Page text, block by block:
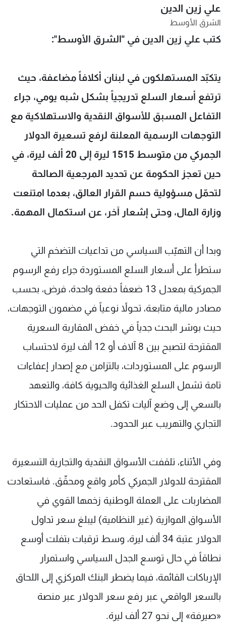
علي زين الدين
الشرق الأوسط
كتب علي زين الدين في "الشرق الأوسط":
يتكبّد المستهلكون في لبنان أكلافاً مضاعفة، حيث
ترتفع أسعار السلع تدريجياً بشكل شبه يومي، جراء
التفاعل المسبق للأسواق النقدية والاستهلاكية مع
التوجهات الرسمية المعلنة لرفع تسعيرة الدولار
الجمركي من متوسط 1515 ليرة إلى 20 ألف ليرة، في
حين تعجز الحكومة عن تحديد المرجعية الصالحة
لتحمّل مسؤولية حسم القرار العالق، بعدما امتنعت
وزارة المال، وحتى إشعار آخر، عن استكمال المهمة.
وبدا أن التهيّب السياسي من تداعيات التضخم التي
ستطرأ على أسعار السلع المستوردة جراء رفع الرسوم
الجمركية بمعدل 13 ضعفاً دفعة واحدة، فرض، بحسب
مصادر مالية متابعة، تحولاً نوعياً في مضمون التوجهات،
حيث بوشر البحث جدياً في خفض المقاربة السعرية
المقترحة لتصبح بين 8 آلاف أو 12 ألف ليرة لاحتساب
الرسوم على المستوردات، بالتزامن مع إصدار إعفاءات
تامة تشمل السلع الغذائية والحيوية كافة، والتعهد
بالسعي إلى وضع آليات تكفل الحد من عمليات الاحتكار
التجاري والتهريب عبر الحدود.
وفي الأثناء، تلقفت الأسواق النقدية والتجارية التسعيرة
المقترحة للدولار الجمركي كأمر واقع ومحقّق. فاستعادت
المضاربات على العملة الوطنية زخمها القوي في
الأسواق الموازية (غير النظامية) ليبلغ سعر تداول
الدولار عتبة 34 ألف ليرة، وسط ترقبات بتفلت أوسع
نطاقاً في حال توسع الجدل السياسي واستمرار
الإرباكات القائمة، فيما يضطر البنك المركزي إلى اللحاق
بالسعر الواقعي عبر رفع سعر الدولار عبر منصة
«صيرفة» إلى نحو 27 ألف ليرة.
شاهد البرامج
الترددات
لاعلاناتكم
شروط الإسـتخدام
سياسة الخصوصية